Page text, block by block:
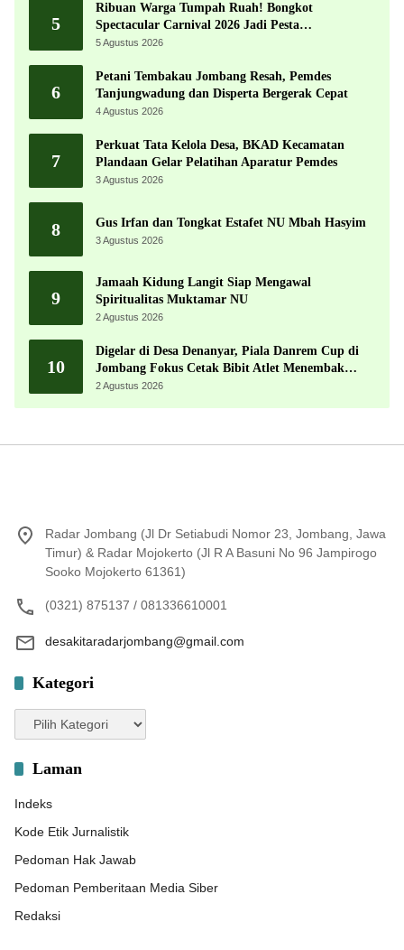
5
Ribuan Warga Tumpah Ruah! Bongkot
Spectacular Carnival 2026 Jadi Pesta
Kemerdekaan Terbesar di Peterongan
5 Agustus 2026
6
Petani Tembakau Jombang Resah, Pemdes
Tanjungwadung dan Disperta Bergerak Cepat
4 Agustus 2026
7
Perkuat Tata Kelola Desa, BKAD Kecamatan
Plandaan Gelar Pelatihan Aparatur Pemdes
3 Agustus 2026
8 Gus Irfan dan Tongkat Estafet NU Mbah Hasyim
3 Agustus 2026
9
Jamaah Kidung Langit Siap Mengawal
Spiritualitas Muktamar NU
2 Agustus 2026
10
Digelar di Desa Denanyar, Piala Danrem Cup di
Jombang Fokus Cetak Bibit Atlet Menembak
Berprestasi
2 Agustus 2026
Radar Jombang (Jl Dr Setiabudi Nomor 23, Jombang, Jawa
Timur) & Radar Mojokerto (Jl R A Basuni No 96 Jampirogo
Sooko Mojokerto 61361)
(0321) 875137 / 081336610001
desakitaradarjombang@gmail.com
Kategori
Kategori
Laman
Indeks
Kode Etik Jurnalistik
Pedoman Hak Jawab
Pedoman Pemberitaan Media Siber
Redaksi